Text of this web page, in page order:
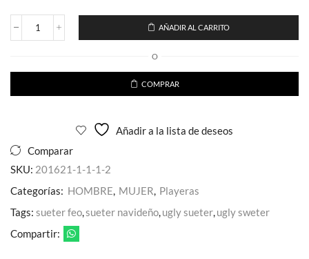
Playera
Luchador
D
AÑADIR AL CARRITO
O
COMPRAR
Añadir a la lista de deseos
Comparar
SKU: 201621-1-1-1-2
Categorías: HOMBRE, MUJER, Playeras
Tags: sueter feo,sueter navideño,ugly sueter,ugly sweter
Compartir: